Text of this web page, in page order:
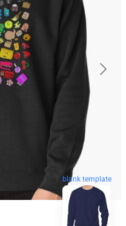
blank template